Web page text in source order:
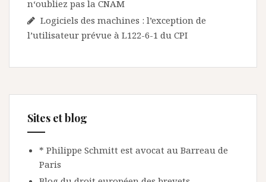
n‘oubliez pas la CNAM
Logiciels des machines : l’exception de
l’utilisateur prévue à L122-6-1 du CPI
Sites et blog
* Philippe Schmitt est avocat au Barreau de
Paris